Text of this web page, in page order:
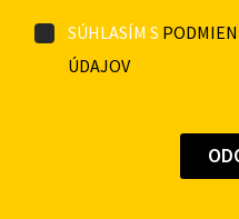
SÚHLASÍM S
ÚDAJOV